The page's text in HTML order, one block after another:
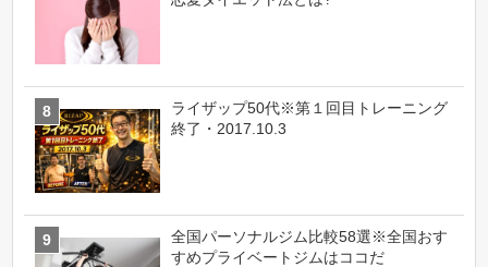
ライザップ50代※第１回目トレーニング
終了・2017.10.3
全国パーソナルジム比較58選※全国おす
すめプライベートジムはココだ